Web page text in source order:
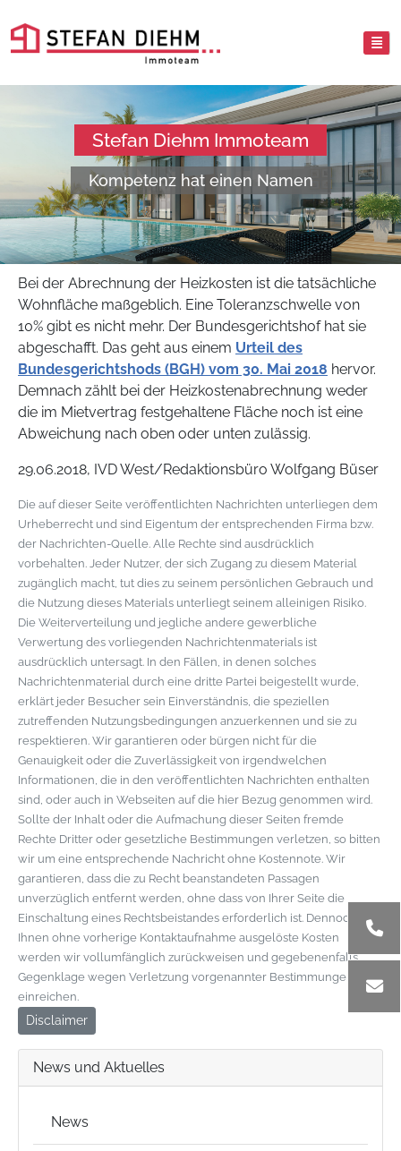
Stefan Diehm Immoteam
Kompetenz hat einen Namen
Bei der Abrechnung der Heizkosten ist die tatsächliche
Wohnfläche maßgeblich. Eine Toleranzschwelle von
10% gibt es nicht mehr. Der Bundesgerichtshof hat sie
abgeschafft. Das geht aus einem Urteil des
Bundesgerichtshods (BGH) vom 30. Mai 2018 hervor.
Demnach zählt bei der Heizkostenabrechnung weder
die im Mietvertrag festgehaltene Fläche noch ist eine
Abweichung nach oben oder unten zulässig.
29.06.2018, IVD West/Redaktionsbüro Wolfgang Büser
Die auf dieser Seite veröffentlichten Nachrichten unterliegen dem
Urheberrecht und sind Eigentum der entsprechenden Firma bzw.
der Nachrichten-Quelle. Alle Rechte sind ausdrücklich
vorbehalten. Jeder Nutzer, der sich Zugang zu diesem Material
zugänglich macht, tut dies zu seinem persönlichen Gebrauch und
die Nutzung dieses Materials unterliegt seinem alleinigen Risiko.
Die Weiterverteilung und jegliche andere gewerbliche
Verwertung des vorliegenden Nachrichtenmaterials ist
ausdrücklich untersagt. In den Fällen, in denen solches
Nachrichtenmaterial durch eine dritte Partei beigestellt wurde,
erklärt jeder Besucher sein Einverständnis, die speziellen
zutreffenden Nutzungsbedingungen anzuerkennen und sie zu
respektieren. Wir garantieren oder bürgen nicht für die
Genauigkeit oder die Zuverlässigkeit von irgendwelchen
Informationen, die in den veröffentlichten Nachrichten enthalten
sind, oder auch in Webseiten auf die hier Bezug genommen wird.
Sollte der Inhalt oder die Aufmachung dieser Seiten fremde
Rechte Dritter oder gesetzliche Bestimmungen verletzen, so bitten
wir um eine entsprechende Nachricht ohne Kostennote. Wir
garantieren, dass die zu Recht beanstandeten Passagen
unverzüglich entfernt werden, ohne dass von Ihrer Seite die
Einschaltung eines Rechtsbeistandes erforderlich ist. Dennoch von
Ihnen ohne vorherige Kontaktaufnahme ausgelöste Kosten
werden wir vollumfänglich zurückweisen und gegebenenfalls
Gegenklage wegen Verletzung vorgenannter Bestimmungen
einreichen.
Disclaimer
News und Aktuelles
News